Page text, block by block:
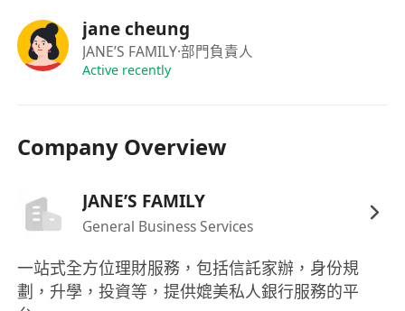
Google Sheets進行成效歸因；有使用第三方工
具（如千瓜、NewRank、Iconosquare或
Sprout Social）經驗者尤佳。
感染力的社交內容。
下合理規劃優先級，並按時交付高品質成果。
jane cheung
JANE’S FAMILY·部門負責人
Active recently
Company Overview
JANE’S FAMILY
General Business Services
一站式全方位理財服務，包括信託家辦，身份規
劃，升學，投資等，提供媲美私人銀行服務的平